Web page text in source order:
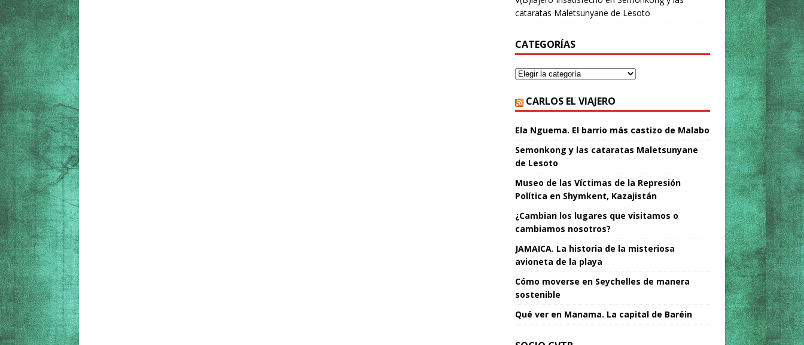
cataratas Maletsunyane de Lesoto
CATEGORÍAS
CARLOS EL VIAJERO
Ela Nguema. El barrio más castizo de Malabo
Semonkong y las cataratas Maletsunyane
de Lesoto
Museo de las Víctimas de la Represión
Política en Shymkent, Kazajistán
¿Cambian los lugares que visitamos o
cambiamos nosotros?
JAMAICA. La historia de la misteriosa
avioneta de la playa
Cómo moverse en Seychelles de manera
sostenible
Qué ver en Manama. La capital de Baréin